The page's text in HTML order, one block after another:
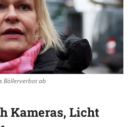
Böllerverbot ab
Kameras, Licht